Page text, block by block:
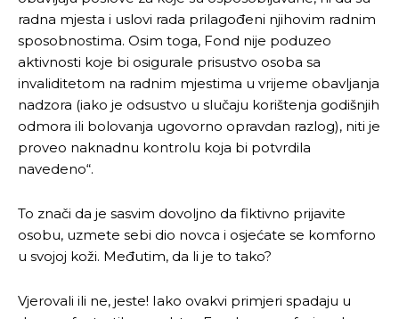
radna mjesta i uslovi rada prilagođeni njihovim radnim
sposobnostima. Osim toga, Fond nije poduzeo
aktivnosti koje bi osigurale prisustvo osoba sa
invaliditetom na radnim mjestima u vrijeme obavljanja
nadzora (iako je odsustvo u slučaju korištenja godišnjih
odmora ili bolovanja ugovorno opravdan razlog), niti je
proveo naknadnu kontrolu koja bi potvrdila
navedeno“.
To znači da je sasvim dovoljno da fiktivno prijavite
osobu, uzmete sebi dio novca i osjećate se komforno
u svojoj koži. Međutim, da li je to tako?
Vjerovali ili ne, jeste! Iako ovakvi primjeri spadaju u